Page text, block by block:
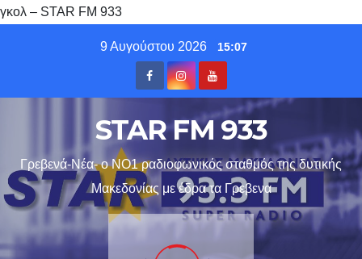
γκολ – STAR FM 933
9 Αυγούστου 2026 15:07
STAR FM 933
Γρεβενά-Νέα- ο ΝΟ1 ραδιοφωνικός σταθμός της δυτικής
Μακεδονίας με έδρα τα Γρεβενα